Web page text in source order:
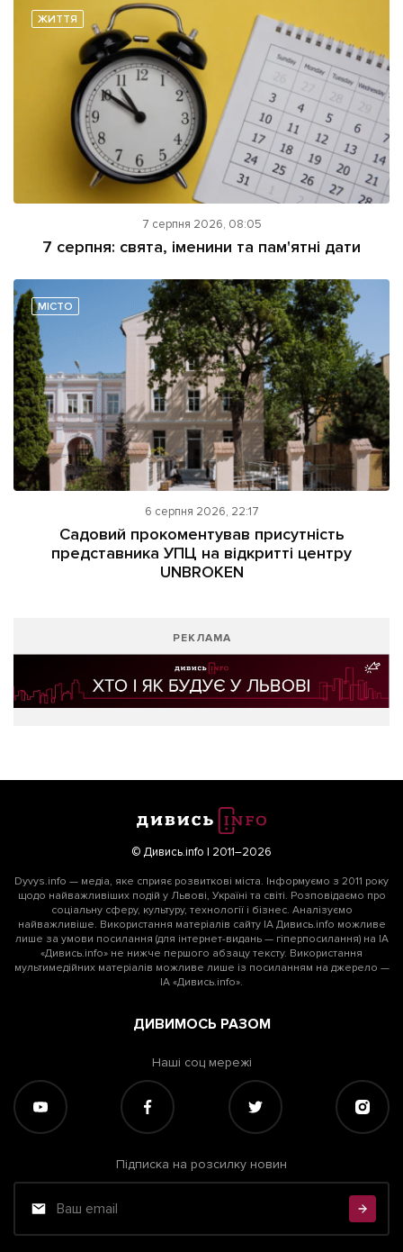
ЖИТТЯ
7 серпня 2026, 08:05
7 серпня: свята, іменини та пам'ятні дати
МІСТО
6 серпня 2026, 22:17
Садовий прокоментував присутність
представника УПЦ на відкритті центру
UNBROKEN
РЕКЛАМА
© Дивись.info | 2011–2026
Dyvys.info — медіа, яке сприяє розвиткові міста. Інформуємо з 2011 року
щодо найважливіших подій у Львові, Україні та світі. Розповідаємо про
соціальну сферу, культуру, технології і бізнес. Аналізуємо
найважливіше. Використання матеріалів сайту ІА Дивись.info можливе
лише за умови посилання (для інтернет-видань — гіперпосилання) на ІА
«Дивись.info» не нижче першого абзацу тексту. Використання
мультимедійних матеріалів можливе лише із посиланням на джерело —
ІА «Дивись.info».
ДИВИМОСЬ РАЗОМ
Наші соц мережі
Підписка на розсилку новин